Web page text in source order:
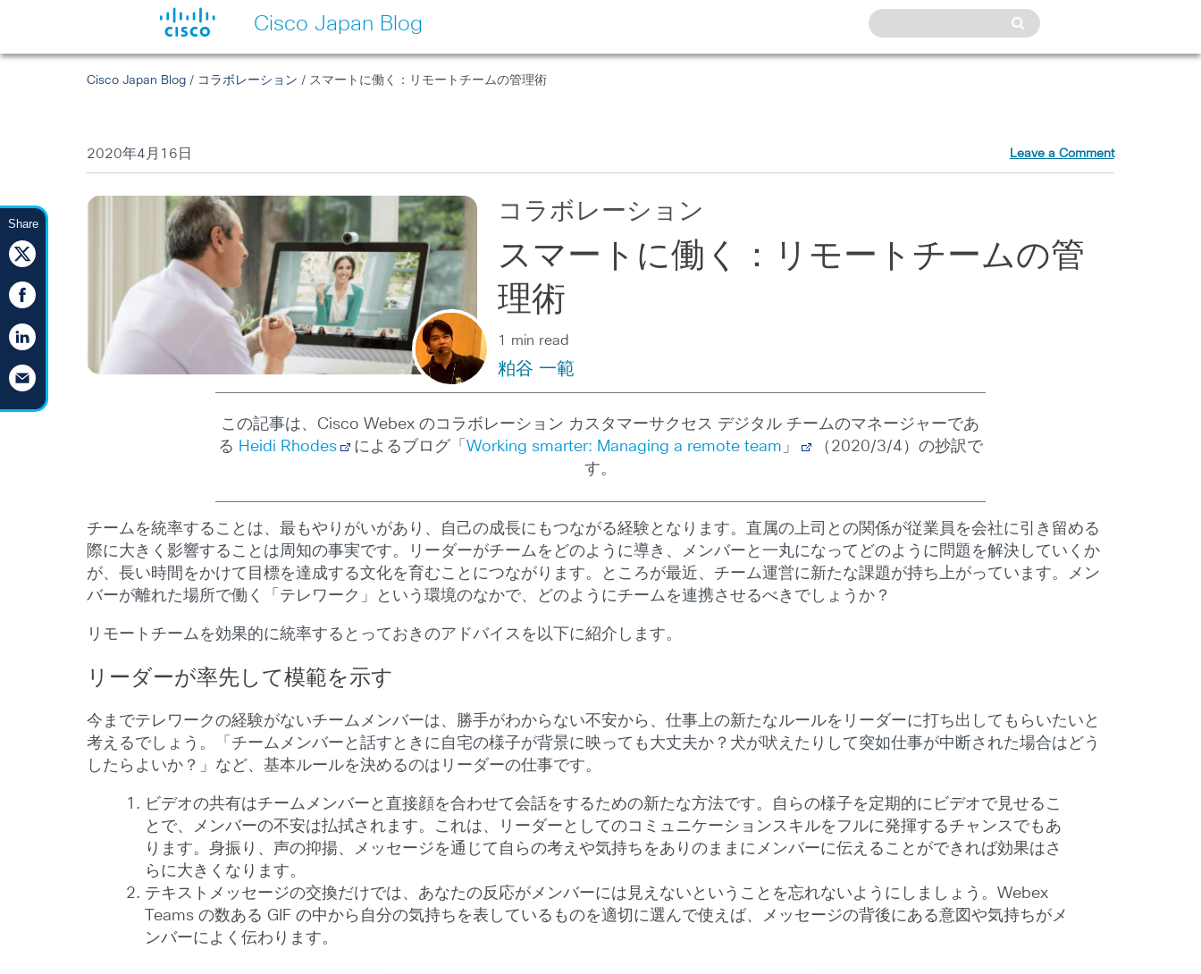
Cisco Japan Blog
Share
Cisco Japan Blog / コラボレーション / スマートに働く：リモートチームの管理術
2020年4月16日 Leave a Comment
コラボレーション
スマートに働く：リモートチームの管
理術
1 min read
粕谷 一範
この記事は、Cisco Webex のコラボレーション カスタマーサクセス デジタル チームのマネージャーであ
る Heidi Rhodes によるブログ「 Working smarter: Managing a remote team 」
（2020/3/4）の抄訳で
す。
チームを統率することは、最もやりがいがあり、自己の成長にもつながる経験となります。直属の上司との関係が従業員を会社に引き留める
際に大きく影響することは周知の事実です。リーダーがチームをどのように導き、メンバーと一丸になってどのように問題を解決していくか
が、長い時間をかけて目標を達成する文化を育むことにつながります。ところが最近、チーム運営に新たな課題が持ち上がっています。メン
バーが離れた場所で働く「テレワーク」という環境のなかで、どのようにチームを連携させるべきでしょうか？
リモートチームを効果的に統率するとっておきのアドバイスを以下に紹介します。
リーダーが率先して模範を示す
今までテレワークの経験がないチームメンバーは、勝手がわからない不安から、仕事上の新たなルールをリーダーに打ち出してもらいたいと
考えるでしょう。「チームメンバーと話すときに自宅の様子が背景に映っても大丈夫か？犬が吠えたりして突如仕事が中断された場合はどう
したらよいか？」など、基本ルールを決めるのはリーダーの仕事です。
ビデオの共有はチームメンバーと直接顔を合わせて会話をするための新たな方法です。自らの様子を定期的にビデオで見せるこ
とで、メンバーの不安は払拭されます。これは、リーダーとしてのコミュニケーションスキルをフルに発揮するチャンスでもあ
ります。身振り、声の抑揚、メッセージを通じて自らの考えや気持ちをありのままにメンバーに伝えることができれば効果はさ
らに大きくなります。
テキストメッセージの交換だけでは、あなたの反応がメンバーには見えないということを忘れないようにしましょう。Webex
Teams の数ある GIF の中から自分の気持ちを表しているものを適切に選んで使えば、メッセージの背後にある意図や気持ちがメ
ンバーによく伝わります。